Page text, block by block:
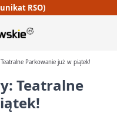
RSO)
Parkowanie już w piątek!
Teatralne